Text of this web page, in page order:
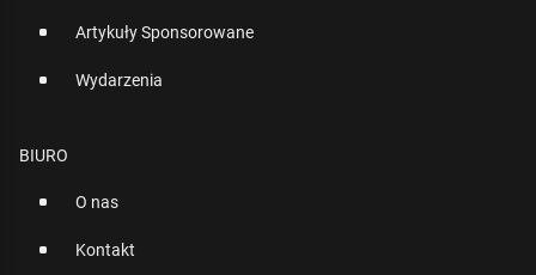
Artykuły Sponsorowane
Wydarzenia
BIURO
O nas
Kontakt